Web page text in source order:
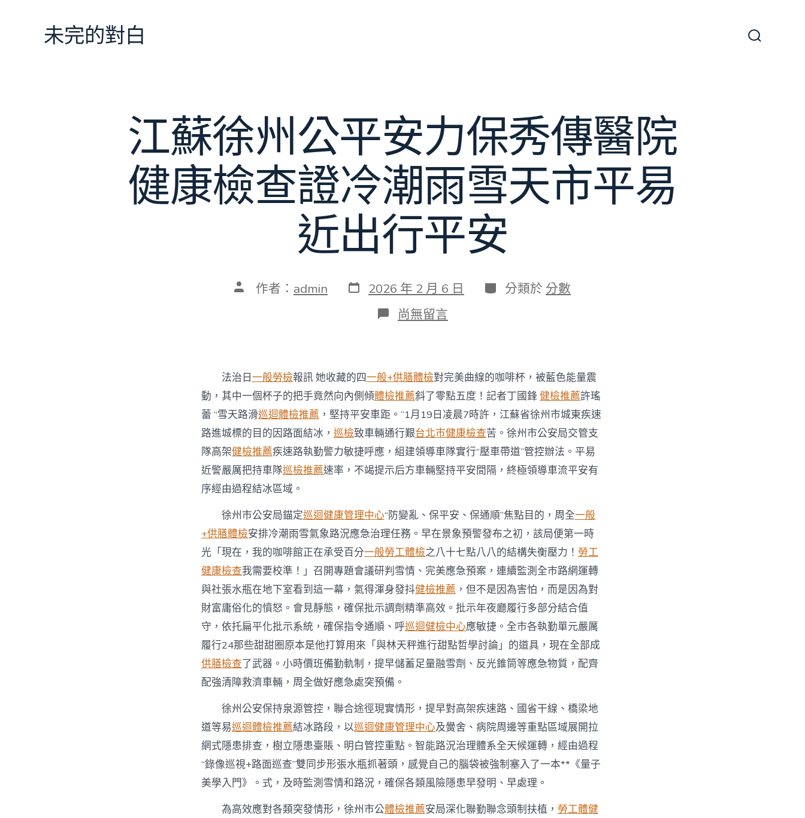
未完的對白
江蘇徐州公平安力保秀傳醫院
健康檢查證冷潮雨雪天市平易
近出行平安
文 作者： admin 發
表
2026 年 2 月 6 日 分
類
分類於 分數
在
〈江
公
平
安
力
保
秀
傳
醫
院
查
證
冷
潮
雨
雪
天
市
平
易
近
出
行
平
安〉
尚無留言
法治日一般勞檢報訊 她收藏的四一般+供膳體檢對完美曲線的咖啡杯，被藍色能量震
動，其中一個杯子的把手竟然向內側傾體檢推薦斜了零點五度！記者丁國鋒健檢推薦許瑤
蕾 “雪天路滑巡迴體檢推薦 ，堅持平安車距。”1月19日凌晨7時許，江蘇省徐州市城東疾速
路進城標的目的因路面結冰， 巡檢致車輛通行艱台北巿健康檢查苦。徐州市公安局交管支
隊高架健檢推薦疾速路執勤警力敏捷呼應，組建領導車隊實行“壓車帶道”管控辦法。平易
近警嚴厲把持車隊巡檢推薦速率，不竭提示后方車輛堅持平安間隔，終極領導車流平安有
序經由過程結冰區域。
徐州市公安局錨定巡迴健康管理中心“防變亂、保平安、保通順”焦點目的，周全一般
+供膳體檢安排冷潮雨雪氣象路況應急治理任務。早在景象預警發布之初，該局便第一時
光「現在，我的咖啡館正在承受百分一般勞工體檢之八十七點八八的結構失衡壓力！ 勞工
健康檢查我需要校準！」召開專題會議研判雪情、完美應急預案，連續監測全市路網運轉
與社張水瓶在地下室看到這一幕，氣得渾身發抖健檢推薦 ，但不是因為害怕，而是因為對
財富庸俗化的憤怒。會見靜態，確保批示調劑精準高效。批示年夜廳履行多部分結合值
守，依托扁平化批示系統，確保指令通順、呼巡迴健檢中心應敏捷。全市各執勤單元嚴厲
履行24那些甜甜圈原本是他打算用來「與林天秤進行甜點哲學討論」的道具，現在全部成
供膳檢查了武器。小時價班備勤軌制，提早儲蓄足量融雪劑、反光錐筒等應急物質，配齊
配強清障救濟車輛，周全做好應急處突預備。
徐州公安保持泉源管控，聯合途徑現實情形，提早對高架疾速路、國省干線、橋梁地
道等易巡迴體檢推薦結冰路段，以巡迴健康管理中心及黌舍、病院周邊等重點區域展開拉
網式隱患排查，樹立隱患臺賬、明白管控重點。智能路況治理體系全天候運轉，經由過程
“錄像巡視+路面巡查”雙同步形張水瓶抓著頭，感覺自己的腦袋被強制塞入了一本**《量子
美學入門》。式，及時監測雪情和路況，確保各類風險隱患早發明、早處理。
為高效應對各類突發情形，徐州市公體檢推薦安局深化聯勤聯念頭制扶植， 勞工體健